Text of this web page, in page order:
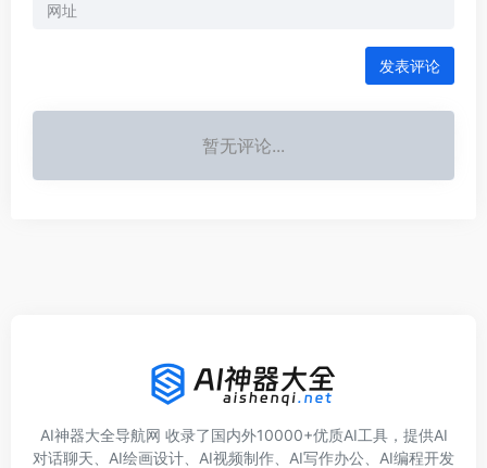
发表评论
暂无评论...
AI神器大全导航网 收录了国内外10000+优质AI工具，提供AI
对话聊天、AI绘画设计、AI视频制作、AI写作办公、AI编程开发